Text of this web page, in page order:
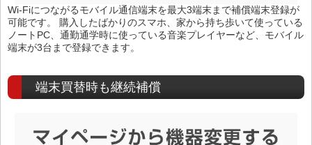
Wi-Fiにつながるモバイル通信端末を最大3端末まで補償端末登録が
可能です。 購入したばかりのスマホ、家から持ち歩いて使っている
ノートPC、通勤通学時に使っている音楽プレイヤーなど、モバイル
端末が3台まで登録できます。
端末買替時も継続補償